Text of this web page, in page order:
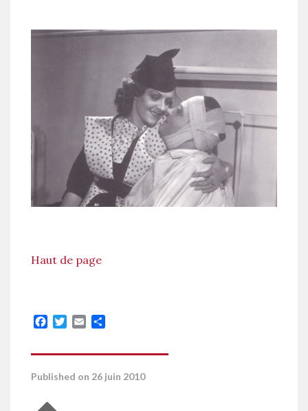
Haut de page
Facebook
TwitterEmail
Published on 26 juin 2010
Retour en haut de page